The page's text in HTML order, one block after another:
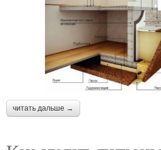
читать дальше →